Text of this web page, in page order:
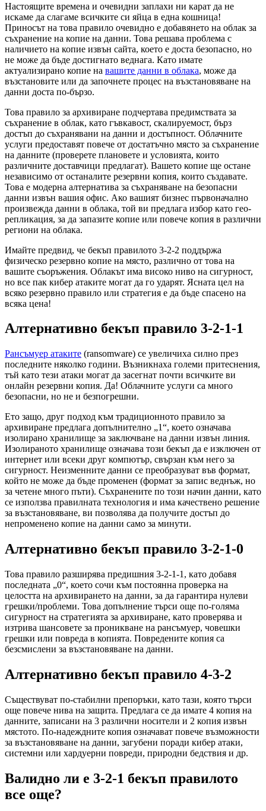
Настоящите времена и очевидни заплахи ни карат да не
искаме да слагаме всичките си яйца в една кошница!
Приносът на това правило очевидно е добавянето на облак за
съхранение на копие на данни. Това решава проблема с
наличието на копие извън сайта, което е доста безопасно, но
не може да бъде достигнато веднага. Като имате
актуализирано копие на вашите данни в облака, може да
възстановите или да започнете процес на възстановяване на
данни доста по-бързо.
Това правило за архивиране подчертава предимствата за
съхранение в облак, като гъвкавост, скалируемост, бърз
достъп до съхранявани на данни и достъпност. Облачните
услуги предоставят повече от достатъчно място за съхранение
на данните (проверете плановете и условията, които
различните доставчици предлагат). Вашето копие ще остане
независимо от останалите резервни копия, които създавате.
Това е модерна алтернатива за съхраняване на безопасни
данни извън вашия офис. Ако вашият бизнес първоначално
произвежда данни в облака, той ви предлага избор като гео-
репликация, за да запазите копие или повече копия в различни
региони на облака.
Имайте предвид, че бекъп правилото 3-2-2 поддържа
физическо резервно копие на място, различно от това на
вашите съоръжения. Облакът има високо ниво на сигурност,
но все пак кибер атаките могат да го ударят. Ясната цел на
всяко резервно правило или стратегия е да бъде спасено на
всяка цена!
Алтернативно бекъп правило 3-2-1-1
Рансъмуер атаките (ransomware) се увеличиха силно през
последните няколко години. Възникнаха големи притеснения,
тъй като тези атаки могат да засегнат почти всичките ви
онлайн резервни копия. Да! Облачните услуги са много
безопасни, но не и безпогрешни.
Ето защо, друг подход към традиционното правило за
архивиране предлага допълнително „1“, което означава
изолирано хранилище за заключване на данни извън линия.
Изолираното хранилище означава този бекъп да е изключен от
интернет или всеки друг компютър, свързан към него за
сигурност. Неизменните данни се преобразуват във формат,
който не може да бъде променен (формат за запис веднъж, но
за четене много пъти). Съхранените по този начин данни, като
се използва правилната технология и има качествено решение
за възстановяване, ви позволява да получите достъп до
непроменено копие на данни само за минути.
Алтернативно бекъп правило 3-2-1-0
Това правило разширява предишния 3-2-1-1, като добавя
последната „0“, което сочи към постоянна проверка на
целостта на архивирането на данни, за да гарантира нулеви
грешки/проблеми. Това допълнение търси още по-голяма
сигурност на стратегията за архивиране, като проверява и
изтрива шансовете за проникване на рансъмуер, човешки
грешки или повреда в копията. Повредените копия са
безсмислени за възстановяване на данни.
Алтернативно бекъп правило 4-3-2
Съществуват по-стабилни препоръки, като тази, която търси
още повече нива на защита. Предлага се да имате 4 копия на
данните, записани на 3 различни носители и 2 копия извън
мястото. По-надеждните копия означават повече възможности
за възстановяване на данни, загубени поради кибер атаки,
системни или хардуерни повреди, природни бедствия и др.
Валидно ли е 3-2-1 бекъп правилото
все още?